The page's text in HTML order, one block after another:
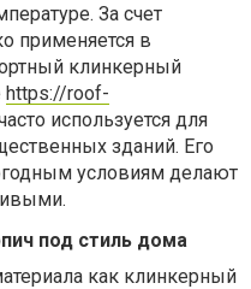
За счет
применяется в
клинкерный
https://roof-
асто используется для
зданий. Его
условиям делают
под стиль дома
как клинкерный